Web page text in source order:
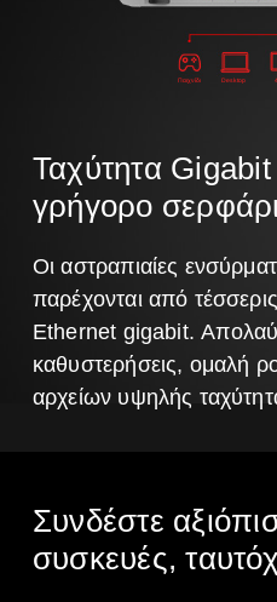
Παιχνίδι Desktop
Ταχύτητα Gigabit
γρήγορo
Οι αστραπιαίες
παρέχονται από
Ethernet gigabit.
καθυστερήσεις, ομαλή
αρχείων υψηλής
Συνδέστε
συσκευές,